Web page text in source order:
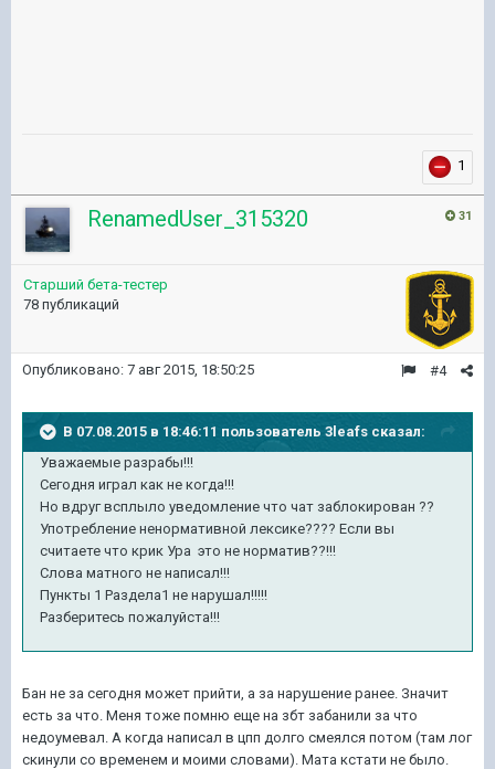
1
31
RenamedUser_315320
Старший бета-тестер
78 публикаций
#4
Опубликовано: 7 авг 2015, 18:50:25
В 07.08.2015 в 18:46:11 пользователь 3leafs сказал:
Уважаемые разрабы!!!
Сегодня играл как не когда!!!
Но вдруг всплыло уведомление что чат заблокирован ??
Употребление ненормативной лексике???? Если вы
считаете что крик Ура это не норматив??!!!
Слова матного не написал!!!
Пункты 1 Раздела1 не нарушал!!!!!
Разберитесь пожалуйста!!!
Бан не за сегодня может прийти, а за нарушение ранее. Значит
есть за что. Меня тоже помню еще на збт забанили за что
недоумевал. А когда написал в цпп долго смеялся потом (там лог
скинули со временем и моими словами). Мата кстати не было.